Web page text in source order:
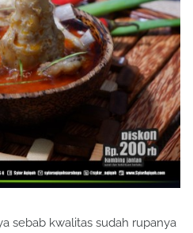
sebab kwalitas sudah rupanya